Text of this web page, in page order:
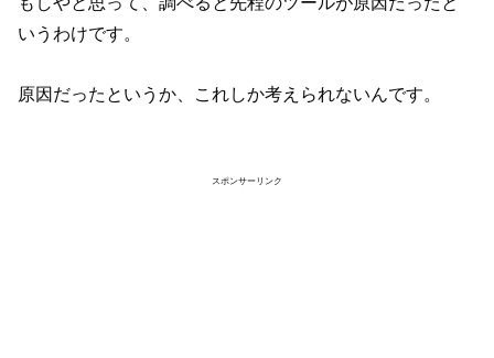
いうわけです。
原因だったというか、これしか考えられないんです。
スポンサーリンク